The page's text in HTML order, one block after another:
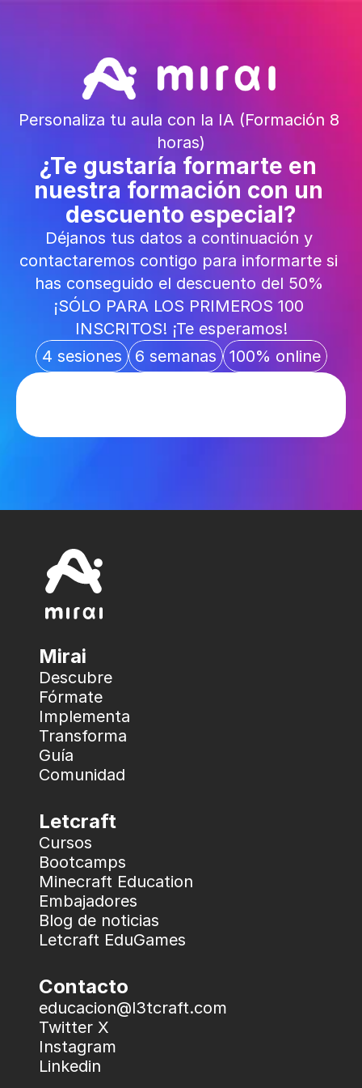
Personaliza tu aula con la IA (Formación 8
horas)
¿Te gustaría formarte en
nuestra formación con un
descuento especial?
Déjanos tus datos a continuación y
contactaremos contigo para informarte si
has conseguido el descuento del 50%
¡SÓLO PARA LOS PRIMEROS 100
INSCRITOS! ¡Te esperamos!
4 sesiones
6 semanas 100% online
Mirai
Descubre
Fórmate
Implementa
Transforma
Guía
Comunidad
Letcraft
Cursos
Bootcamps
Minecraft Education
Embajadores
Blog de noticias
Letcraft EduGames
Contacto
educacion@l3tcraft.com
Twitter X
Instagram
Linkedin